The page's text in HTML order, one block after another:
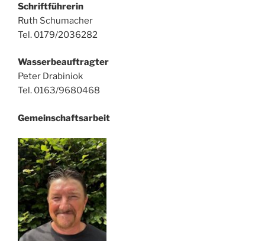
Schriftführerin
Ruth Schumacher
Tel. 0179/2036282
Wasserbeauftragter
Peter Drabiniok
Tel. 0163/9680468
Gemeinschaftsarbeit